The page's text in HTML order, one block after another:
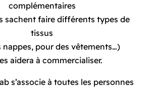
complémentaires
sachent faire différents types de
tissus
nappes, pour des vêtements…)
aidera à commercialiser.
s’associe à toutes les personnes